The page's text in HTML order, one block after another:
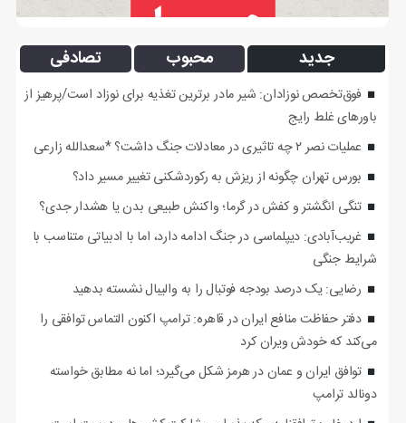
جدید محبوب تصادفی
فوق‌تخصص نوزادان: شیر مادر برترین تغذیه برای نوزاد است/پرهیز از
باورهای غلط رایج
عملیات نصر ۲ چه تاثیری در معادلات جنگ داشت؟ *سعدالله زارعی
بورس تهران چگونه از ریزش به رکوردشکنی تغییر مسیر داد؟
تنگی انگشتر و کفش در گرما؛ واکنش طبیعی بدن یا هشدار جدی؟
غریب‌آبادی: دیپلماسی در جنگ ادامه دارد، اما با ادبیاتی متناسب با
شرایط جنگی
رضایی: یک درصد بودجه فوتبال را به والیبال نشسته بدهید
دفتر حفاظت منافع ایران در قاهره: ترامپ اکنون التماس توافقی را
می‌کند که خودش ویران کرد
توافق ایران و عمان در هرمز شکل می‌گیرد؛ اما نه مطابق خواسته
دونالد ترامپ